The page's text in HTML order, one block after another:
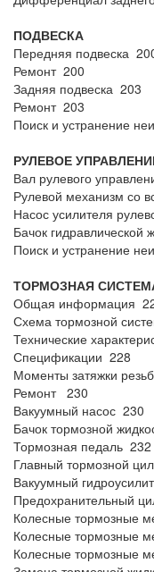
ПОДВЕСКА
Передняя подвеска
Ремонт 200
Задняя подвеска 203
Ремонт 203
Поиск и устранение
РУЛЕВОЕ
Вал рулевого
Рулевой механизм со
Насос усилителя
Бачок гидравлической
Поиск и устранение
ТОРМОЗНАЯ
Общая информация
Схема тормозной
Технические
Спецификации 228
Моменты затяжки
Ремонт 230
Вакуумный насос 230
Бачок тормозной
Тормозная педаль 232
Главный тормозной
Вакуумный
Предохранительный
Колесные тормозные
Колесные тормозные
Колесные тормозные